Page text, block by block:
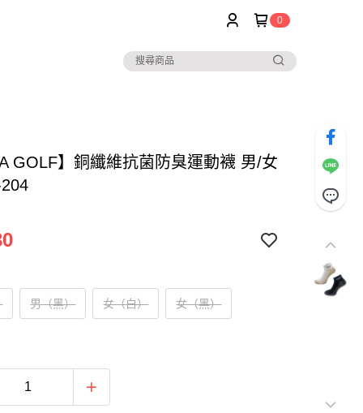
0
GOLF】銅纖維抗菌防臭運動襪 男/女
男（黑） 女（白） 女（黑）